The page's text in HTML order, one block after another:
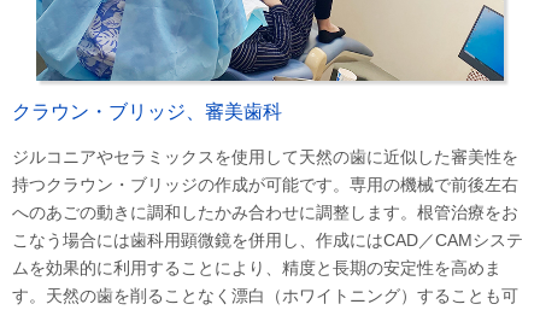
クラウン・ブリッジ、審美歯科
ジルコニアやセラミックスを使用して天然の歯に近似した審美性を
持つクラウン・ブリッジの作成が可能です。専用の機械で前後左右
へのあごの動きに調和したかみ合わせに調整します。根管治療をお
こなう場合には歯科用顕微鏡を併用し、作成にはCAD／CAMシステ
ムを効果的に利用することにより、精度と長期の安定性を高めま
す。天然の歯を削ることなく漂白（ホワイトニング）することも可